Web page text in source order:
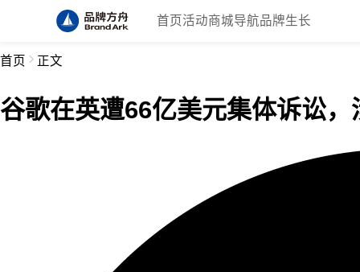
首页 活动商城导航品牌生长
首页 正文
谷歌在英遭66亿美元集体诉讼